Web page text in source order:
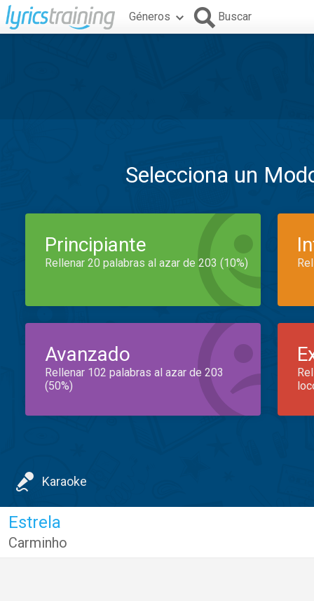
Géneros Buscar
Selecciona un
Principiante
Rellenar 20 palabras al azar de 203 (10%)
Avanzado
Rellenar 102 palabras al azar de 203
(50%)
Karaoke
Estrela
Carminho